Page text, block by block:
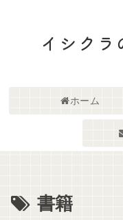
イシク
ホーム
書籍